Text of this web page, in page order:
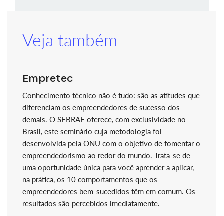
Veja também
Empretec
Conhecimento técnico não é tudo: são as atitudes que
diferenciam os empreendedores de sucesso dos
demais. O SEBRAE oferece, com exclusividade no
Brasil, este seminário cuja metodologia foi
desenvolvida pela ONU com o objetivo de fomentar o
empreendedorismo ao redor do mundo. Trata-se de
uma oportunidade única para você aprender a aplicar,
na prática, os 10 comportamentos que os
empreendedores bem-sucedidos têm em comum. Os
resultados são percebidos imediatamente.